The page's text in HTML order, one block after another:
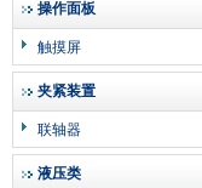
操作面板
触摸屏
夹紧装置
联轴器
液压类